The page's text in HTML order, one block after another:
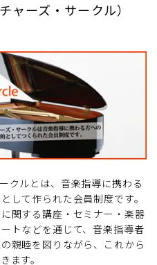
ャーズ・サークル）
クルとは、音楽指導に携わる
して作られた会員制度です。
関する講座・セミナー・楽器
トなどを通じて、音楽指導者
親睦を図りながら、これから
ます。